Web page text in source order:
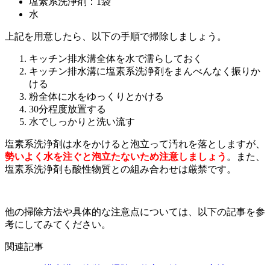
水
上記を用意したら、以下の手順で掃除しましょう。
キッチン排水溝全体を水で濡らしておく
キッチン排水溝に塩素系洗浄剤をまんべんなく振りか
ける
粉全体に水をゆっくりとかける
30分程度放置する
水でしっかりと洗い流す
塩素系洗浄剤は水をかけると泡立って汚れを落としますが、
勢いよく水を注ぐと泡立たないため注意しましょう 。また、
塩素系洗浄剤も酸性物質との組み合わせは厳禁です。
他の掃除方法や具体的な注意点については、以下の記事を参
考にしてみてください。
関連記事